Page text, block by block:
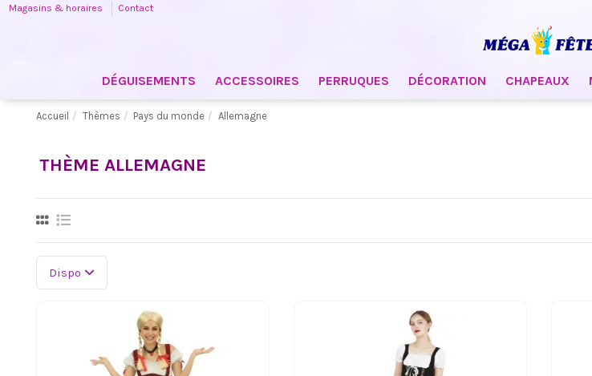
Magasins & horaires Contact
DÉGUISEMENTS ACCESSOIRES PERRUQUES DÉCORATION CHAPEAUX
Accueil Thèmes Pays du monde Allemagne
THÈME ALLEMAGNE
Dispo